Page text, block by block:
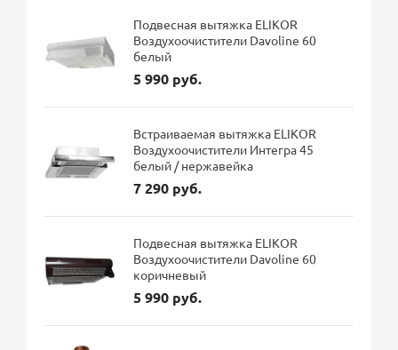
Подвесная вытяжка ELIKOR
Воздухоочистители Davoline 60
белый
5 990 руб.
Встраиваемая вытяжка ELIKOR
Воздухоочистители Интегра 45
белый / нержавейка
7 290 руб.
Подвесная вытяжка ELIKOR
Воздухоочистители Davoline 60
коричневый
5 990 руб.